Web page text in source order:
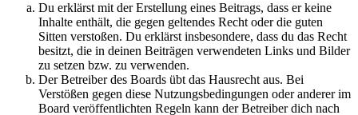
Du erklärst mit der Erstellung eines Beitrags, dass er keine
Inhalte enthält, die gegen geltendes Recht oder die guten
Sitten verstoßen. Du erklärst insbesondere, dass du das Recht
besitzt, die in deinen Beiträgen verwendeten Links und Bilder
zu setzen bzw. zu verwenden.
Der Betreiber des Boards übt das Hausrecht aus. Bei
Verstößen gegen diese Nutzungsbedingungen oder anderer im
Board veröffentlichten Regeln kann der Betreiber dich nach